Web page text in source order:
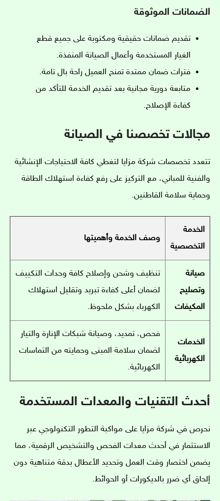
الضمانات الموثوقة
تقديم ضمانات حقيقية ومكتوبة على جميع قطع
الغيار المستخدمة وأعمال الصيانة المنفذة.
فترات ضمان ممتدة تمنح العميل راحة بال تامة.
متابعة دورية مجانية بعد تقديم الخدمة للتأكد من
كفاءة الإصلاح.
مجالات تخصصنا في الصيانة
تتعدد تخصصات شركة مزايا لتغطي كافة الاحتياجات الإنشائية
والفنية للمباني، مع التركيز على رفع كفاءة استهلاك الطاقة
وحماية سلامة القاطنين.
الخدمة
التخصصية
وصف الخدمة وأهميتها
صيانة
وتصليح
المكيفات
تنظيف وشحن وإصلاح كافة وحدات التكييف
لضمان أعلى كفاءة تبريد وتقليل استهلاك
الكهرباء بشكل ملحوظ.
الخدمات
الكهربائية
فحص، تمديد، وصيانة شبكات الإنارة والتيار
لضمان سلامة المبنى وحمايته من التماسات
الكهربائية.
أحدث التقنيات والمعدات المستخدمة
نحرص في شركة مزايا على مواكبة التطور التكنولوجي عبر
الاستثمار في أحدث معدات الفحص والتشخيص الرقمية، مما
يضمن اختصار وقت العمل وتحديد الأعطال بدقة متناهية دون
إلحاق أي ضرر بالديكورات أو الحوائط.